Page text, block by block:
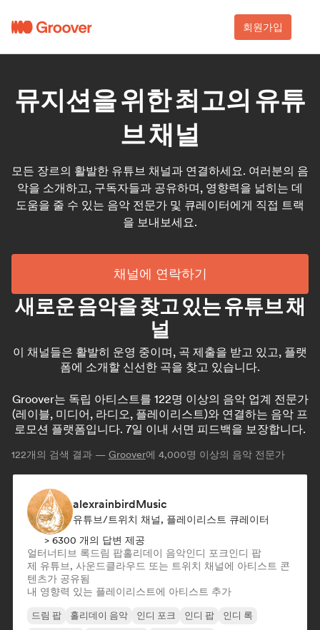
회원가입
뮤지션을 위한 최고의 유튜
브 채널
모든 장르의 활발한 유튜브 채널과 연결하세요. 여러분의 음
악을 소개하고, 구독자들과 공유하며, 영향력을 넓히는 데
도움을 줄 수 있는 음악 전문가 및 큐레이터에게 직접 트랙
을 보내보세요.
채널에 연락하기
새로운 음악을 찾고 있는 유튜브 채
널
이 채널들은 활발히 운영 중이며, 곡 제출을 받고 있고, 플랫
폼에 소개할 신선한 곡을 찾고 있습니다.
Groover는 독립 아티스트를 122명 이상의 음악 업계 전문가
(레이블, 미디어, 라디오, 플레이리스트)와 연결하는 음악 프
로모션 플랫폼입니다. 7일 이내 서면 피드백을 보장합니다.
122개의 검색 결과 — Groover에 4,000명 이상의 음악 전문가
alexrainbirdMusic
유튜브/트위치 채널, 플레이리스트 큐레이터
> 6300 개의 답변 제공
얼터너티브 록드림 팝홀리데이 음악인디 포크인디 팝
제 유튜브, 사운드클라우드 또는 트위치 채널에 아티스트 콘
텐츠가 공유됨
내 영향력 있는 플레이리스트에 아티스트 추가
드림 팝 홀리데이 음악 인디 포크 인디 팝
인디 록